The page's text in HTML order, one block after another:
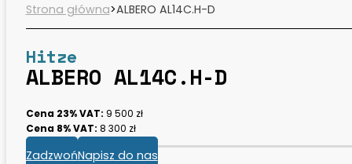
Strona główna>ALBERO AL14C.H-D
Hitze
ALBERO AL14C.H-D
Cena 23% VAT: 9 500 zł
Cena 8% VAT: 8 300 zł
ZadzwońNapisz do nas